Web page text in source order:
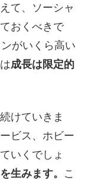
て、ソーシャ
おくべきで
がいくら高い
成長は限定的
けていきま
ビス、ホビー
いくでしょ
生みます。 こ